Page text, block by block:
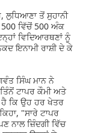
ਲੁਧਿਆਣਾ ਤੋਂ ਸੁਹਾਨੀ
500 ਵਿੱਚੋਂ 500 ਅੰਕ
ਵਿਦਿਆਰਥਣਾਂ ਨੂੰ
ਇਨਾਮੀ ਰਾਸ਼ੀ ਦੇ ਕੇ
ਸਿੰਘ ਮਾਨ ਨੇ
ਟਾਪਰ ਕੌਮੀ ਅਤੇ
ਹੈ ਕਿ ਉਹ ਹਰ ਖੇਤਰ
"ਸਾਰੇ ਟਾਪਰ
ਨਾਲ ਜ਼ਿੰਦਗੀ ਵਿੱਚ